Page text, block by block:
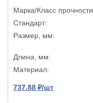
737.88 ₽/шт